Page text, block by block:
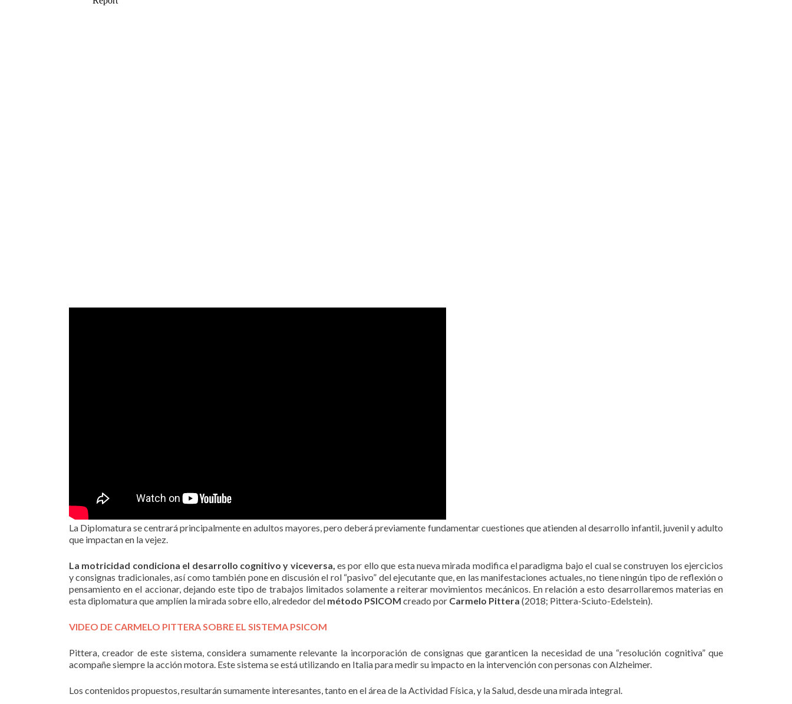
La Diplomatura se centrará principalmente en adultos mayores, pero deberá previamente fundamentar cuestiones que atienden al desarrollo infantil, juvenil y adulto
que impactan en la vejez.
La motricidad condiciona el desarrollo cognitivo y viceversa, es por ello que esta nueva mirada modifica el paradigma bajo el cual se construyen los ejercicios
y consignas tradicionales, así como también pone en discusión el rol “pasivo” del ejecutante que, en las manifestaciones actuales, no tiene ningún tipo de reflexión o
pensamiento en el accionar, dejando este tipo de trabajos limitados solamente a reiterar movimientos mecánicos. En relación a esto desarrollaremos materias en
esta diplomatura que amplíen la mirada sobre ello, alrededor del método PSICOM creado por Carmelo Pittera (2018; Pittera-Sciuto-Edelstein).
VIDEO DE CARMELO PITTERA SOBRE EL SISTEMA PSICOM
Pittera, creador de este sistema, considera sumamente relevante la incorporación de consignas que garanticen la necesidad de una “resolución cognitiva” que
acompañe siempre la acción motora. Este sistema se está utilizando en Italia para medir su impacto en la intervención con personas con Alzheimer.
Los contenidos propuestos, resultarán sumamente interesantes, tanto en el área de la Actividad Física, y la Salud, desde una mirada integral.